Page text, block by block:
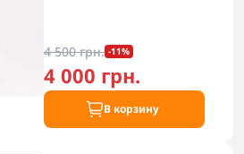
4 500 грн. -11%
4 000 грн.
В корзину